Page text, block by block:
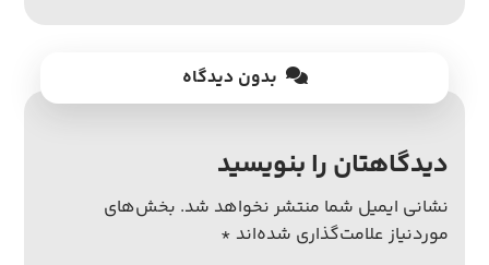
بدون دیدگاه
دیدگاهتان را بنویسید
نشانی ایمیل شما منتشر نخواهد شد. بخش‌های
موردنیاز علامت‌گذاری شده‌اند *